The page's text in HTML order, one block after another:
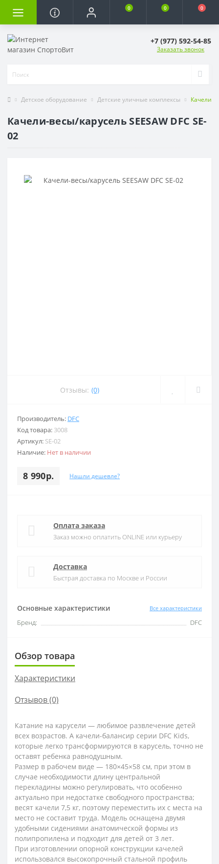
0 0 0
+7 (977) 592-54-85
Заказать звонок
Детское оборудование Детские уличные комплексы Качели-
Качели-весы/карусель SEESAW DFC SE-
02
Отзывы: (0)
Производитель: DFC
Код товара: 3008
Артикул: SE-02
Наличие: Нет в наличии
8 990р. Нашли дешевле?
Основные характеристики Все характеристики
Бренд: DFC
Оплата заказа
Заказ можно оплатить ONLINE или курьеру
Доставка
Быстрая доставка по Москве и России
Обзор товара
Характеристики
Отзывов (0)
Катание на карусели — любимое развлечение детей
всех возрастов. А качели-балансир серии DFC Kids,
которые легко трансформируются в карусель, точно не
оставят ребенка равнодушным.
Размер в рабочем виде — 180×45×58 см, при этом в
случае необходимости длину центральной
перекладины можно регулировать, что особенно
актуально при недостатке свободного пространства;
весят качели 7,5 кг, поэтому переместить их с места на
место не составит труда. Модель оснащена двумя
удобными сидениями анатомической формы из
полипропилена и подходит для детей от 3 лет.
При изготовлении опорной конструкции качелей
использовался высокопрочный стальной профиль